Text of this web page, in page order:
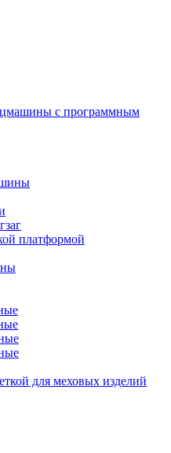
с программным
платформой
для меховых изделий